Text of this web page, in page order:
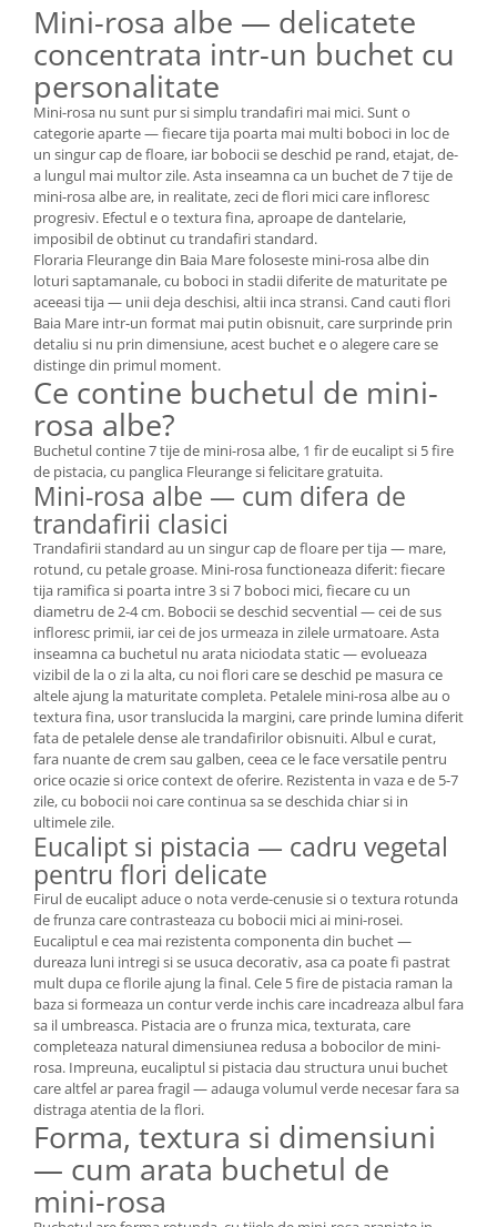
Mini-rosa albe — delicatete
concentrata intr-un buchet cu
personalitate
Mini-rosa nu sunt pur si simplu trandafiri mai mici. Sunt o
categorie aparte — fiecare tija poarta mai multi boboci in loc de
un singur cap de floare, iar bobocii se deschid pe rand, etajat, de-
a lungul mai multor zile. Asta inseamna ca un buchet de 7 tije de
mini-rosa albe are, in realitate, zeci de flori mici care infloresc
progresiv. Efectul e o textura fina, aproape de dantelarie,
imposibil de obtinut cu trandafiri standard.
Floraria Fleurange din Baia Mare foloseste mini-rosa albe din
loturi saptamanale, cu boboci in stadii diferite de maturitate pe
aceeasi tija — unii deja deschisi, altii inca stransi. Cand cauti flori
Baia Mare intr-un format mai putin obisnuit, care surprinde prin
detaliu si nu prin dimensiune, acest buchet e o alegere care se
distinge din primul moment.
Ce contine buchetul de mini-
rosa albe?
Buchetul contine 7 tije de mini-rosa albe, 1 fir de eucalipt si 5 fire
de pistacia, cu panglica Fleurange si felicitare gratuita.
Mini-rosa albe — cum difera de
trandafirii clasici
Trandafirii standard au un singur cap de floare per tija — mare,
rotund, cu petale groase. Mini-rosa functioneaza diferit: fiecare
tija ramifica si poarta intre 3 si 7 boboci mici, fiecare cu un
diametru de 2-4 cm. Bobocii se deschid secvential — cei de sus
infloresc primii, iar cei de jos urmeaza in zilele urmatoare. Asta
inseamna ca buchetul nu arata niciodata static — evolueaza
vizibil de la o zi la alta, cu noi flori care se deschid pe masura ce
altele ajung la maturitate completa. Petalele mini-rosa albe au o
textura fina, usor translucida la margini, care prinde lumina diferit
fata de petalele dense ale trandafirilor obisnuiti. Albul e curat,
fara nuante de crem sau galben, ceea ce le face versatile pentru
orice ocazie si orice context de oferire. Rezistenta in vaza e de 5-7
zile, cu bobocii noi care continua sa se deschida chiar si in
ultimele zile.
Eucalipt si pistacia — cadru vegetal
pentru flori delicate
Firul de eucalipt aduce o nota verde-cenusie si o textura rotunda
de frunza care contrasteaza cu bobocii mici ai mini-rosei.
Eucaliptul e cea mai rezistenta componenta din buchet —
dureaza luni intregi si se usuca decorativ, asa ca poate fi pastrat
mult dupa ce florile ajung la final. Cele 5 fire de pistacia raman la
baza si formeaza un contur verde inchis care incadreaza albul fara
sa il umbreasca. Pistacia are o frunza mica, texturata, care
completeaza natural dimensiunea redusa a bobocilor de mini-
rosa. Impreuna, eucaliptul si pistacia dau structura unui buchet
care altfel ar parea fragil — adauga volumul verde necesar fara sa
distraga atentia de la flori.
Forma, textura si dimensiuni
— cum arata buchetul de
mini-rosa